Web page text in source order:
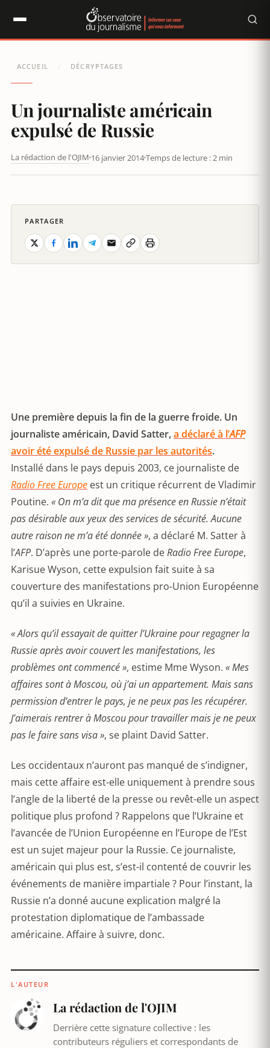
ACCUEIL / DÉCRYPTAGES
Un journaliste américain
expulsé de Russie
La rédaction de l'OJIM 16 janvier 2014Temps de lecture : 2 min
Une première depuis la fin de la guerre froide. Un
journaliste américain, David Satter,a déclaré à l’AFP
avoir été expulsé de Russie par les autorités.
Installé dans le pays depuis 2003, ce journaliste de
Radio Free Europe est un critique récurrent de Vladimir
Poutine. « On m’a dit que ma présence en Russie n’était
pas désirable aux yeux des services de sécurité. Aucune
autre raison ne m’a été donnée », a déclaré M. Satter à
l’AFP. D’après une porte-parole deRadio Free Europe,
Karisue Wyson, cette expulsion fait suite à sa
couverture des manifestations pro-Union Européenne
qu’il a suivies en Ukraine.
« Alors qu’il essayait de quitter l’Ukraine pour regagner la
Russie après avoir couvert les manifestations, les
problèmes ont commencé », estime Mme Wyson. « Mes
affaires sont à Moscou, où j’ai un appartement. Mais sans
permission d’entrer le pays, je ne peux pas les récupérer.
J’aimerais rentrer à Moscou pour travailler mais je ne peux
pas le faire sans visa », se plaint David Satter.
Les occidentaux n’auront pas manqué de s’indigner,
mais cette affaire est-elle uniquement à prendre sous
l’angle de la liberté de la presse ou revêt-elle un aspect
politique plus profond ? Rappelons que l’Ukraine et
l’avancée de l’Union Européenne en l’Europe de l’Est
est un sujet majeur pour la Russie. Ce journaliste,
américain qui plus est, s’est-il contenté de couvrir les
événements de manière impartiale ? Pour l’instant, la
Russie n’a donné aucune explication malgré la
protestation diplomatique de l’ambassade
américaine. Affaire à suivre, donc.
L'AUTEUR
La rédaction de l'OJIM
Derrière cette signature collective : les
contributeurs réguliers et correspondants de
PARTAGER
Panneau de gestion des cookies